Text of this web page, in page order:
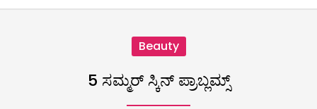
Beauty
5 ಸಮ್ಮರ್‌ ಸ್ಕಿನ್‌ ಪ್ರಾಬ್ಲಮ್ಸ್